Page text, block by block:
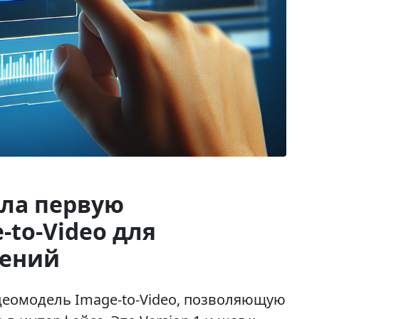
первую
Video для
Image-to-Video, позволяющую